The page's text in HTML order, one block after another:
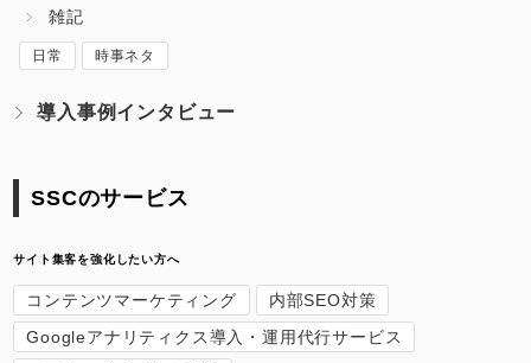
雑記
日常 時事ネタ
導入事例インタビュー
SSCのサービス
サイト集客を強化したい方へ
コンテンツマーケティング
内部SEO対策
Googleアナリティクス導入・運用代行サービス